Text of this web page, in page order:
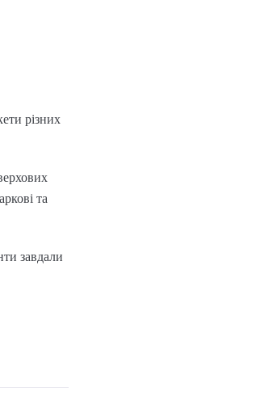
різних
та
завдали